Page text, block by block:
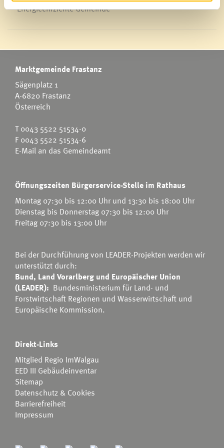
Energieeffiziente Gemeinde
Marktgemeinde Frastanz
Sägenplatz 1
A-6820 Frastanz
Österreich
T0043 5522 51534-0
F 0043 5522 51534-6
E-Mail an das Gemeindeamt
Öffnungszeiten Bürgerservice-Stelle im Rathaus
Montag 07:30 bis 12:00 Uhr und 13:30 bis 18:00 Uhr
Dienstag bis Donnerstag 07:30 bis 12:00 Uhr
Freitag 07:30 bis 13:00 Uhr
Bei der Durchführung von LEADER-Projekten werden wir
unterstützt durch:
Bund, Land Vorarlberg und Europäischer Union
(LEADER): Bundesministerium für Land- und
Forstwirtschaft Regionen und Wasserwirtschaft und
Europäische Kommission.
Direkt-Links
Mitglied Regio ImWalgau
EED III Gebäudeinventar
Sitemap
Datenschutz & Cookies
Barrierefreiheit
Impressum